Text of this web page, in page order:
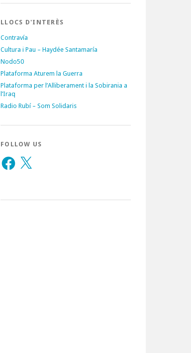
LLOCS D'INTERÈS
Contravía
Cultura i Pau – Haydée Santamaría
Nodo50
Plataforma Aturem la Guerra
Plataforma per l’Alliberament i la Sobirania a
l’Iraq
Radio Rubí – Som Solidaris
FOLLOW US
Facebook
X